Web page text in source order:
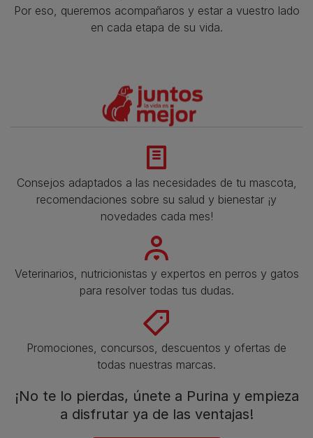
Por eso, queremos acompañaros y estar a vuestro lado
en cada etapa de su vida.​
Consejos adaptados a las necesidades de tu mascota,
recomendaciones sobre su salud y bienestar ¡y
novedades cada mes!
Veterinarios, nutricionistas y expertos en perros y gatos
para resolver todas tus dudas.​
Promociones, concursos, descuentos y ofertas de
todas nuestras marcas.​
¡No te lo pierdas, únete a Purina y empieza
a disfrutar ya de las ventajas!​